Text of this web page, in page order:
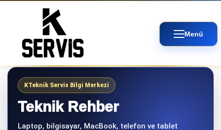
Menü
KTeknik Servis Bilgi Merkezi
Teknik Rehber
Laptop, bilgisayar, MacBook, telefon ve tablet